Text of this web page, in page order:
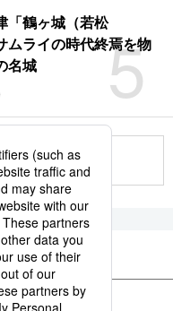
5
「鶴ヶ城（若松
ムライの時代終焉を物
名城
象・災害